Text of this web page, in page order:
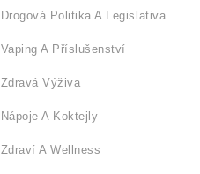
Drogová Politika A Legislativa
Vaping A Příslušenství
Zdravá Výživa
Nápoje A Koktejly
Zdraví A Wellness